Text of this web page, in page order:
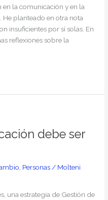
la comunicación y en la
planteado en otra nota
insuficientes por sí solas. En
reflexiones sobre la
debe ser
, Personas/ Molteni
una estrategia de Gestión de